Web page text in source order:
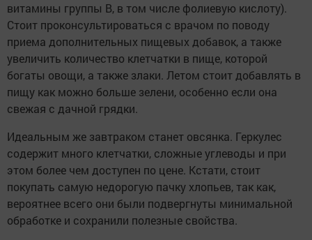
витамины группы В, в том числе фолиевую кислоту).
Стоит проконсультироваться с врачом по поводу
приема дополнительных пищевых добавок, а также
увеличить количество клетчатки в пище, которой
богаты овощи, а также злаки. Летом стоит добавлять в
пищу как можно больше зелени, особенно если она
свежая с дачной грядки.
Идеальным же завтраком станет овсянка. Геркулес
содержит много клетчатки, сложные углеводы и при
этом более чем доступен по цене. Кстати, стоит
покупать самую недорогую пачку хлопьев, так как,
вероятнее всего они были подвергнуты минимальной
обработке и сохранили полезные свойства.